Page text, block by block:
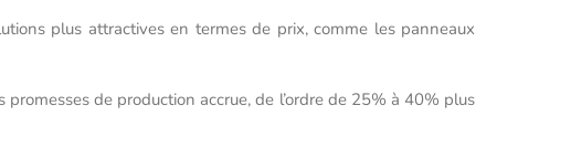
plus attractives en termes de prix, comme les panneaux
de production accrue, de l’ordre de 25% à 40% plus